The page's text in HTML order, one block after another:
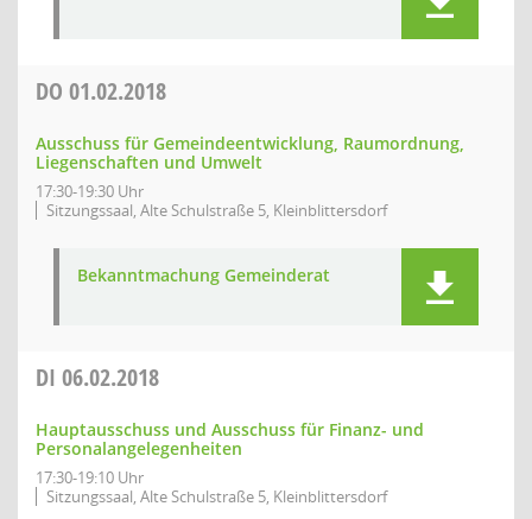
DO 01.02.2018
Ausschuss für Gemeindeentwicklung, Raumordnung,
Liegenschaften und Umwelt
17:30-19:30 Uhr
Sitzungssaal, Alte Schulstraße 5, Kleinblittersdorf
Bekanntmachung Gemeinderat
DI 06.02.2018
Hauptausschuss und Ausschuss für Finanz- und
Personalangelegenheiten
17:30-19:10 Uhr
Sitzungssaal, Alte Schulstraße 5, Kleinblittersdorf